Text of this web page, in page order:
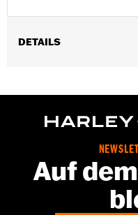
DETAILS
GARANTIE:1 year limited
Auf